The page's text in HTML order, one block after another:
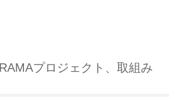
プロジェクト、取組み